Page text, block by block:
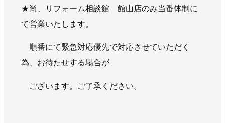
協力会社募集
お問い合わせ
★尚、リフォーム相談館 館山店のみ当番体制に
て営業いたします。
順番にて緊急対応優先で対応させていただく
為、お待たせする場合が
ございます。ご了承ください。